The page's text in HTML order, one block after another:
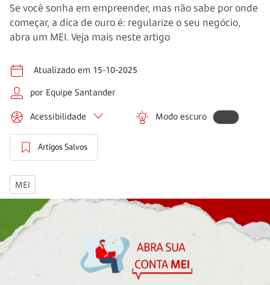
Se você sonha em empreender, mas não sabe por onde
começar, a dica de ouro é: regularize o seu negócio,
abra um MEI. Veja mais neste artigo
Atualizado em 15-10-2025
por Equipe Santander
Acessibilidade Modo escuro
Artigos Salvos
MEI